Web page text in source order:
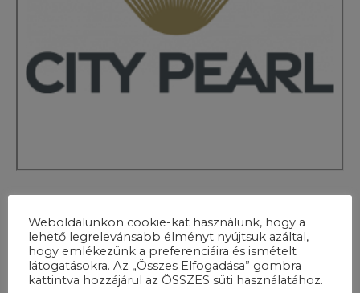
A lakás
részletei
Weboldalunkon cookie-kat használunk, hogy a
lehető legrelevánsabb élményt nyújtsuk azáltal,
hogy emlékezünk a preferenciáira és ismételt
látogatásokra. Az „Összes Elfogadása” gombra
kattintva hozzájárul az ÖSSZES süti használatához.